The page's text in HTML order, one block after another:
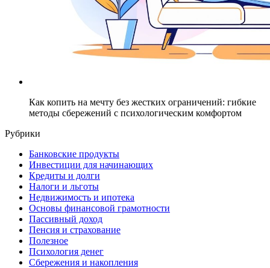
Как копить на мечту без жестких ограничений: гибкие
методы сбережений с психологическим комфортом
Рубрики
Банковские продукты
Инвестиции для начинающих
Кредиты и долги
Налоги и льготы
Недвижимость и ипотека
Основы финансовой грамотности
Пассивный доход
Пенсия и страхование
Полезное
Психология денег
Сбережения и накопления